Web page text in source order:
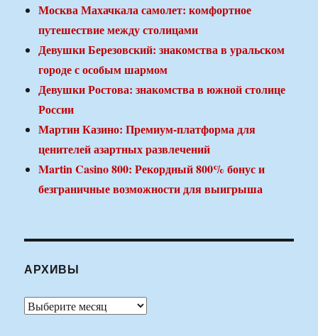
Москва Махачкала самолет: комфортное
путешествие между столицами
Девушки Березовский: знакомства в уральском
городе с особым шармом
Девушки Ростова: знакомства в южной столице
России
Мартин Казино: Премиум-платформа для
ценителей азартных развлечений
Martin Casino 800: Рекордный 800% бонус и
безграничные возможности для выигрыша
АРХИВЫ
Архивы